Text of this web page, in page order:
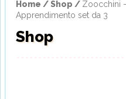
Home /Shop / Zoocchini
Apprendimento set da 3
Shop